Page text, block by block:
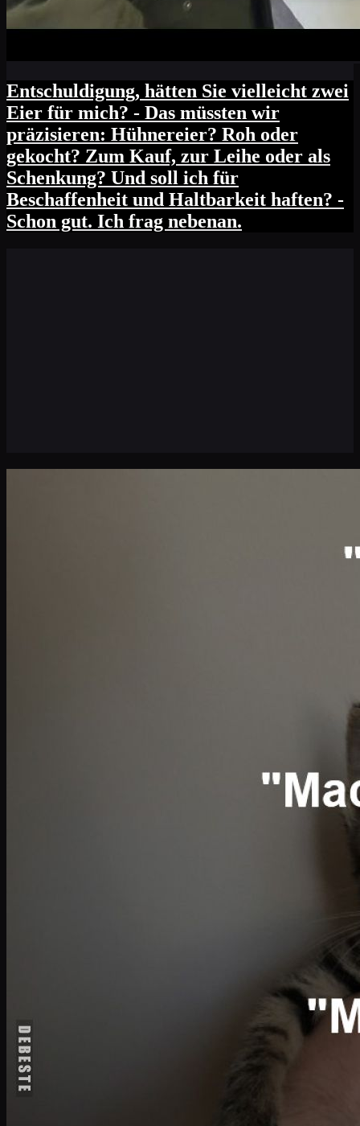
Entschuldigung, hätten Sie vielleicht zwei
Eier für mich? - Das müssten wir
präzisieren: Hühnereier? Roh oder
gekocht? Zum Kauf, zur Leihe oder als
Schenkung? Und soll ich für
Beschaffenheit und Haltbarkeit haften? -
Schon gut. Ich frag nebenan.